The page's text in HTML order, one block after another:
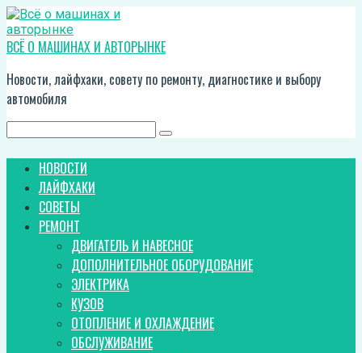
Перейти
к
контенту
ВСЁ О МАШИНАХ И АВТОРЫНКЕ
Новости, лайфхаки, совету по ремонту, диагностике и выбору
автомобиля
НОВОСТИ
ЛАЙФХАКИ
СОВЕТЫ
РЕМОНТ
ДВИГАТЕЛЬ И НАВЕСНОЕ
ДОПОЛНИТЕЛЬНОЕ ОБОРУДОВАНИЕ
ЭЛЕКТРИКА
КУЗОВ
ОТОПЛЕНИЕ И ОХЛАЖДЕНИЕ
ОБСЛУЖИВАНИЕ